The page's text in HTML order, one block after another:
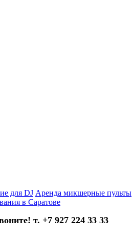
для DJ Аренда микшерные пульты
в Саратове
т. +7 927 224 33 33